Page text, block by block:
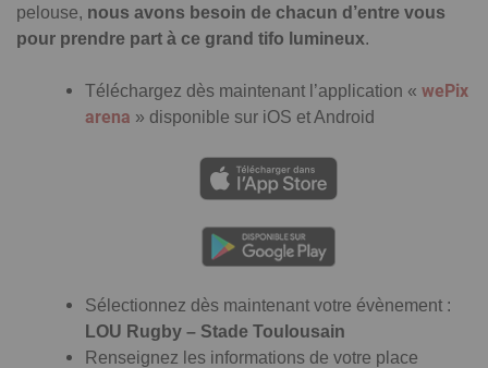
pelouse, nous avons besoin de chacun d’entre vous
pour prendre part à ce grand tifo lumineux.
Téléchargez dès maintenant l’application « wePix
arena » disponible sur iOS et Android
Sélectionnez dès maintenant votre évènement :
LOU Rugby – Stade Toulousain
Renseignez les informations de votre place